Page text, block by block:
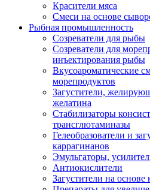
Красители мяса
Смеси на основе
Рыбная промышленность
Созреватели для рыбы
Созреватели для
инъектирования рыбы
Вкусоароматические
морепродуктов
Загустители,
желатина
Стабилизаторы
трансглютаминазы
Гелеобразователи и
каррагинанов
Эмульгаторы,
Антиокислители
Загустители на основе